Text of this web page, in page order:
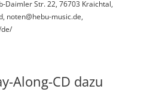
Daimler Str. 22, 76703 Kraichtal,
noten@hebu-music.de,
Along-CD dazu